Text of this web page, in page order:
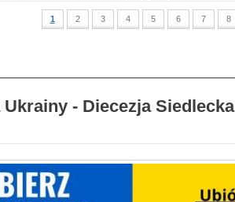
1 2 3 4 5 6 7 8
Ukrainy - Diecezja Siedlecka